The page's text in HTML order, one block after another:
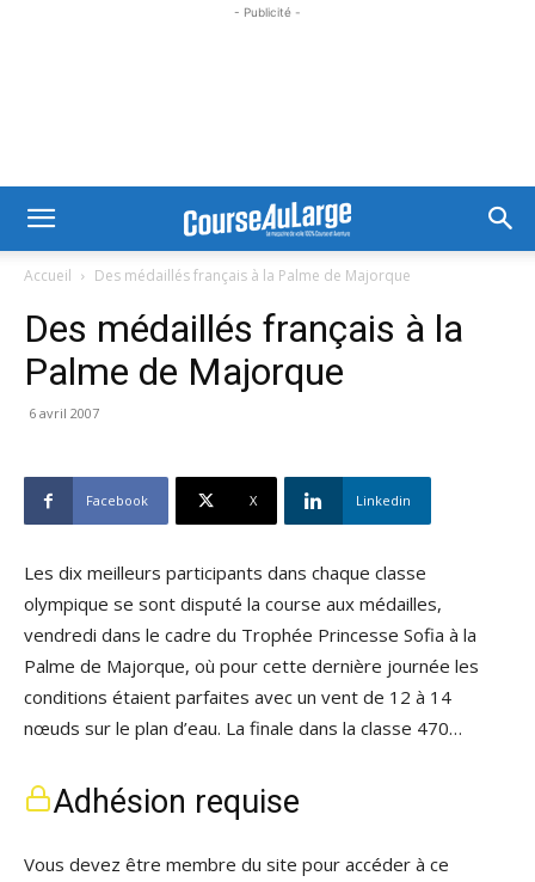
- Publicité -
Accueil Des médaillés français à la Palme de Majorque
Des médaillés français à la
Palme de Majorque
6 avril 2007
Facebook X Linkedin
Les dix meilleurs participants dans chaque classe
olympique se sont disputé la course aux médailles,
vendredi dans le cadre du Trophée Princesse Sofia à la
Palme de Majorque, où pour cette dernière journée les
conditions étaient parfaites avec un vent de 12 à 14
nœuds sur le plan d’eau. La finale dans la classe 470…
Adhésion requise
Vous devez être membre du site pour accéder à ce